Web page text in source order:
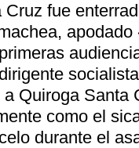
fue
Quiroga Santa
como el
durante el